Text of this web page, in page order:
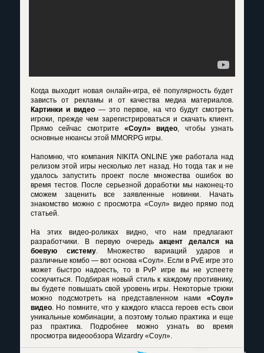
Когда выходит новая онлайн-игра, её популярность будет
зависть от рекламы и от качества медиа материалов.
Картинки и видео — это первое, на что будут смотреть
игроки, прежде чем зарегистрироваться и скачать клиент.
Прямо сейчас смотрите «Соул» видео, чтобы узнать
основные нюансы этой MMORPG игры.
Напомню, что компания NIKITA ONLINE уже работала над
релизом этой игры несколько лет назад. Но тогда так и не
удалось запустить проект после множества ошибок во
время тестов. После серьезной доработки мы наконец-то
сможем заценить все заявленные новинки. Начать
знакомство можно с просмотра «Соул» видеопрямо под
статьей.
На этих видео-роликах видно, что нам предлагают
разработчики. В первую очередьакцент делался на
боевую систему. Множество вариаций ударов и
различные комбо — вот основа «Соул». Если в PvE игре это
может быстро надоесть, то в PvP игре вы не успеете
соскучиться. Подбирая новый стиль к каждому противнику,
вы будете повышать свой уровень игры. Некоторые трюки
можно подсмотреть на представленном нами «Соул»
видео. Но помните, что у каждого класса героев есть свои
уникальные комбинации, а поэтому только практика и еще
раз практика. Подробнее можно узнать во время
просмотра видеообзора Wizardry «Соул».